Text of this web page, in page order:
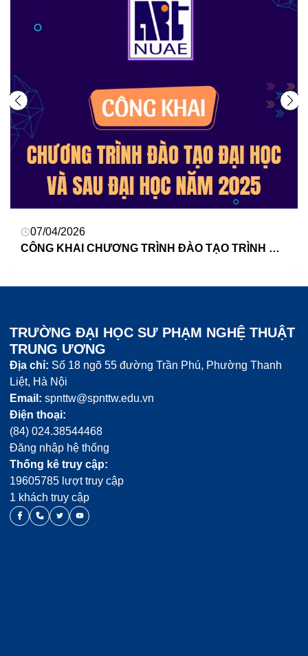
07/04/2026
CÔNG KHAI CHƯƠNG TRÌNH ĐÀO TẠO TRÌNH ĐỘ ĐẠI HỌC, SAU ĐẠI HỌC NĂM 2025
TRƯỜNG ĐẠI HỌC SƯ PHẠM NGHỆ THUẬT
TRUNG ƯƠNG
Địa chỉ: Số 18 ngõ 55 đường Trần Phú, Phường Thanh
Liệt, Hà Nội
Email: spnttw@spnttw.edu.vn
Điện thoại:
(84) 024.38544468
Đăng nhập hệ thống
Thống kê truy cập:
19605785 lượt truy cập
1 khách truy cập